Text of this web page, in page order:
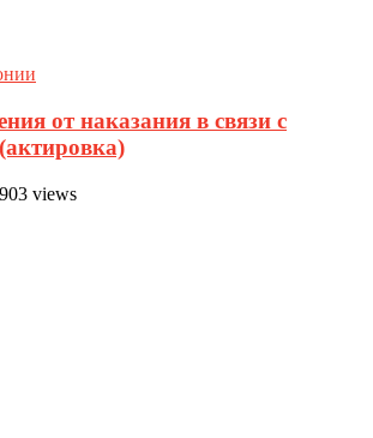
от наказания в связи с
views